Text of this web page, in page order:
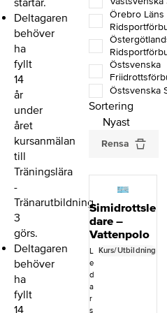
startar.
Deltagaren
behöver
ha
fyllt
14
år
under
året
kursanmälan
till
Träningslära
-
Tränarutbildning
3
görs.
Deltagaren
behöver
ha
fyllt
Örebro Läns
Östsvenska
Östsvenska
Sortering
Rensa
Simidrottsle
dare –
Vattenpolo
L
e
d
a
r
s
Kurs/Utbildning